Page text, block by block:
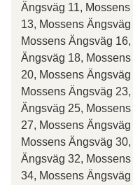
Ängsväg 11,
13, Mossens
Mossens Ängsväg
Ängsväg 18,
20, Mossens
Mossens Ängsväg
Ängsväg 25,
27, Mossens
Mossens Ängsväg
Ängsväg 32,
34, Mossens